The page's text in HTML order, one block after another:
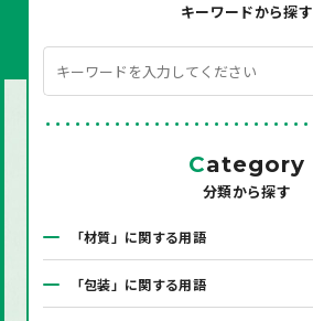
キーワードから探す
Category
分類から探す
「材質」に関する用語
「包装」に関する用語